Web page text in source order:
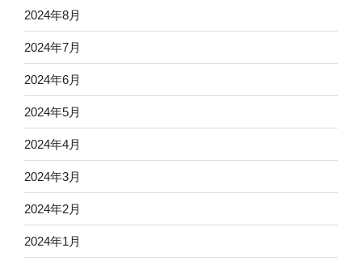
2024年8月
2024年7月
2024年6月
2024年5月
2024年4月
2024年3月
2024年2月
2024年1月